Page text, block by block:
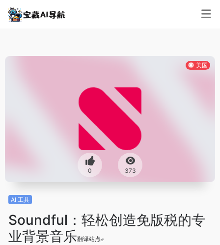
美国
0 373
AI 工具
Soundful：轻松创造免版税的专
业背景音乐翻译站点